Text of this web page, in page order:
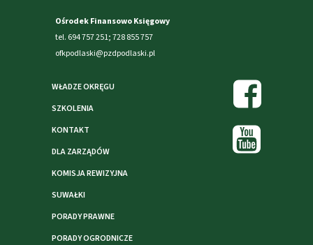
Ośrodek Finansowo Księgowy
tel. 694 757 251; 728 855 757
ofkpodlaski@pzdpodlaski.pl
WŁADZE OKRĘGU
SZKOLENIA
KONTAKT
DLA ZARZĄDÓW
KOMISJA REWIZYJNA
SUWAŁKI
PORADY PRAWNE
PORADY OGRODNICZE